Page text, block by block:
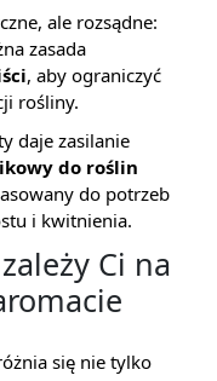
ale rozsądne:
zasada
, aby ograniczyć
rośliny.
daje zasilanie
do roślin
do potrzeb
i kwitnienia.
Ci na
się nie tylko